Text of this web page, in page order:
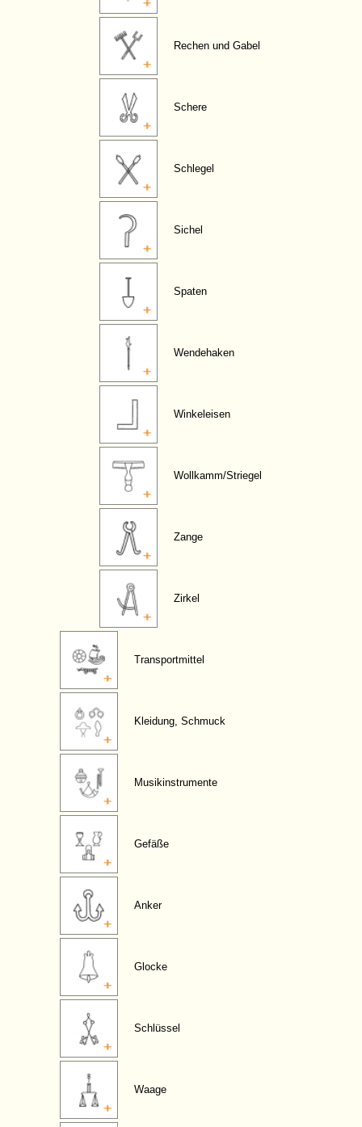
Rechen und Gabel
Schere
Schlegel
Sichel
Spaten
Wendehaken
Winkeleisen
Wollkamm/Striegel
Zange
Zirkel
Transportmittel
Kleidung, Schmuck
Musikinstrumente
Gefäße
Anker
Glocke
Schlüssel
Waage